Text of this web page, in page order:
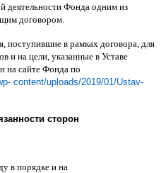
деятельности Фонда одним из
договором
поступившие в рамках договора для
и на цели указанные в Уставе
на сайте Фонда по
content/uploads/2019/01/Ustav-
сторон
в порядке и на